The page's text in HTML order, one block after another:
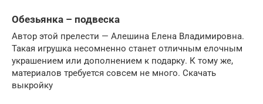
Обезьянка – подвеска
Автор этой прелести — Алешина Елена Владимировна.
Такая игрушка несомненно станет отличным елочным
украшением или дополнением к подарку. К тому же,
материалов требуется совсем не много. Скачать
выкройку